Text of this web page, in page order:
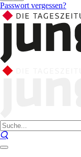
Passwort vergessen?